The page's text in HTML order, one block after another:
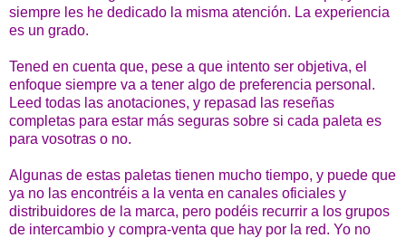
siempre les he dedicado la misma atención. La experiencia
es un grado.
Tened en cuenta que, pese a que intento ser objetiva, el
enfoque siempre va a tener algo de preferencia personal.
Leed todas las anotaciones, y repasad las reseñas
completas para estar más seguras sobre si cada paleta es
para vosotras o no.
Algunas de estas paletas tienen mucho tiempo, y puede que
ya no las encontréis a la venta en canales oficiales y
distribuidores de la marca, pero podéis recurrir a los grupos
de intercambio y compra-venta que hay por la red. Yo no